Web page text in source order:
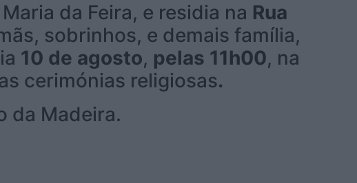
da Feira, e residia na Rua
sobrinhos, e demais família,
10 de agosto, pelas 11h00, na
cerimónias religiosas.
da Madeira.